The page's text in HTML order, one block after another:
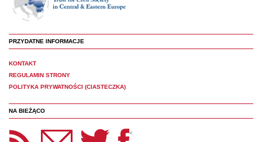
PRZYDATNE INFORMACJE
KONTAKT
REGULAMIN STRONY
POLITYKA PRYWATNOŚCI (CIASTECZKA)
NA BIEŻĄCO
Panoptyka Facebook <